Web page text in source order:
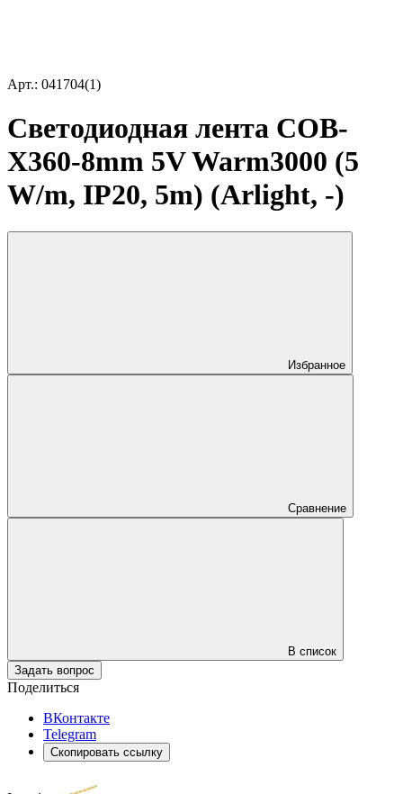
Арт.: 041704(1)
Светодиодная лента COB-
X360-8mm 5V Warm3000 (5
W/m, IP20, 5m) (Arlight, -)
Избранное
Сравнение
В список
Задать вопрос
Поделиться
ВКонтакте
Telegram
Скопировать ссылку